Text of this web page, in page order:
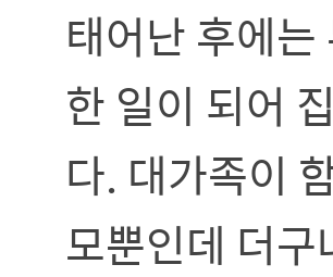
태어난 후에
한 일이 되어
다. 대가족이
모뿐인데 더